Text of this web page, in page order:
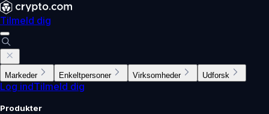
Tilmeld dig
Markeder Enkeltpersoner Virksomheder Udforsk
Log indTilmeld dig
Produkter